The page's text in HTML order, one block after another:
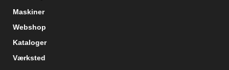
Maskiner
Webshop
Kataloger
Værksted